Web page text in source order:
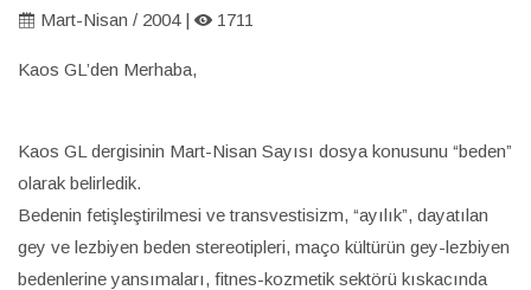
Mart-Nisan / 2004 | 1711
Kaos GL’den Merhaba,
Kaos GL dergisinin Mart-Nisan Sayısı dosya konusunu “beden”
olarak belirledik.
Bedenin fetişleştirilmesi ve transvestisizm, “ayılık”, dayatılan
gey ve lezbiyen beden stereotipleri, maço kültürün gey-lezbiyen
bedenlerine yansımaları, fitnes-kozmetik sektörü kıskacında